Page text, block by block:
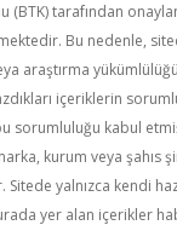
(BTK) tarafından
Bu nedenle,
araştırma
içeriklerin
sorumluluğu kabul
kurum veya şahıs
yalnızca kendi
yer alan içerikler